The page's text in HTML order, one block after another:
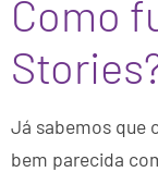
Como
Já sabemos que
bem parecida